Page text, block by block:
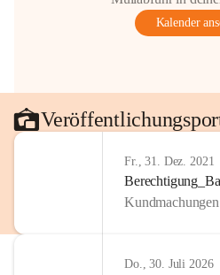
Kalender
Fr., 31. Dez. 2021
Kundmachungen
Do., 30. Juli 2026